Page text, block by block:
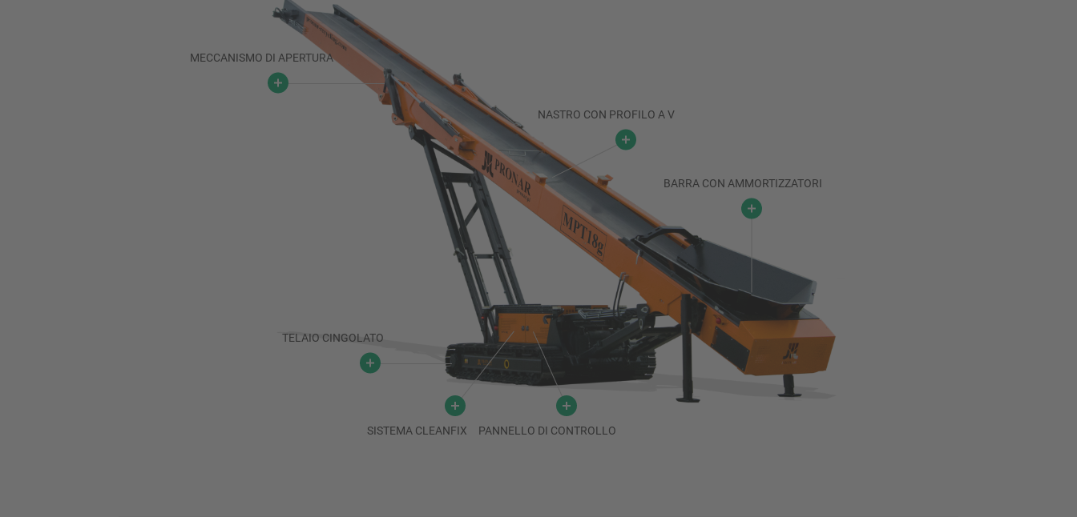
MECCANISMO DI APERTURA
TELAIO CINGOLATO
SISTEMA CLEANFIX PANNELLO DI CONTROLLO
NASTRO CON PROFILO A V
BARRA CON AMMORTIZZATORI